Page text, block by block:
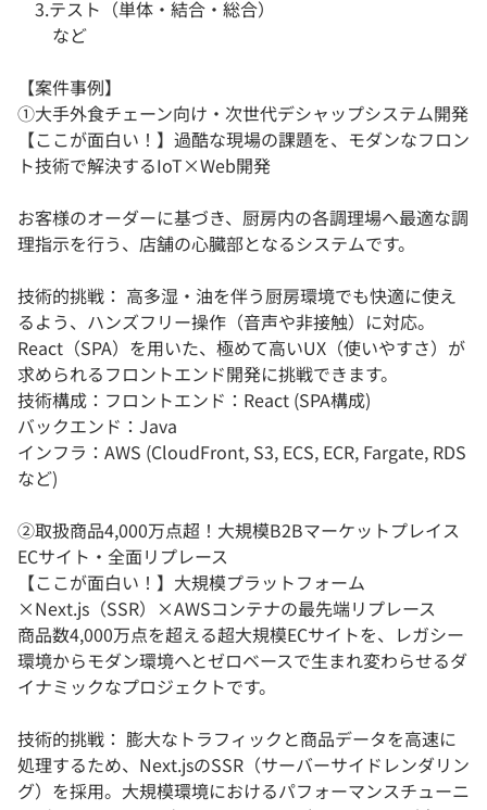
3.テスト（単体・結合・総合）
など
【案件事例】
①大手外食チェーン向け・次世代デシャップシステム開発
【ここが面白い！】過酷な現場の課題を、モダンなフロン
ト技術で解決するIoT×Web開発
お客様のオーダーに基づき、厨房内の各調理場へ最適な調
理指示を行う、店舗の心臓部となるシステムです。
技術的挑戦： 高多湿・油を伴う厨房環境でも快適に使え
るよう、ハンズフリー操作（音声や非接触）に対応。
React（SPA）を用いた、極めて高いUX（使いやすさ）が
求められるフロントエンド開発に挑戦できます。
技術構成：フロントエンド：React (SPA構成)
バックエンド：Java
インフラ：AWS (CloudFront, S3, ECS, ECR, Fargate, RDS
など)
②取扱商品4,000万点超！大規模B2Bマーケットプレイス
ECサイト・全面リプレース
【ここが面白い！】大規模プラットフォーム
×Next.js（SSR）×AWSコンテナの最先端リプレース
商品数4,000万点を超える超大規模ECサイトを、レガシー
環境からモダン環境へとゼロベースで生まれ変わらせるダ
イナミックなプロジェクトです。
技術的挑戦： 膨大なトラフィックと商品データを高速に
処理するため、Next.jsのSSR（サーバーサイドレンダリン
グ）を採用。大規模環境におけるパフォーマンスチューニ